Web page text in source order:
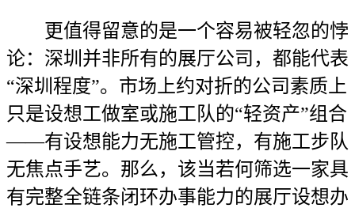
更值得留意的是一个容易被轻忽的悖
论：深圳并非所有的展厅公司，都能代表
“深圳程度”。市场上约对折的公司素质上
只是设想工做室或施工队的“轻资产”组合
——有设想能力无施工管控，有施工步队
无焦点手艺。那么，该当若何筛选一家具
有完整全链条闭环办事能力的展厅设想办